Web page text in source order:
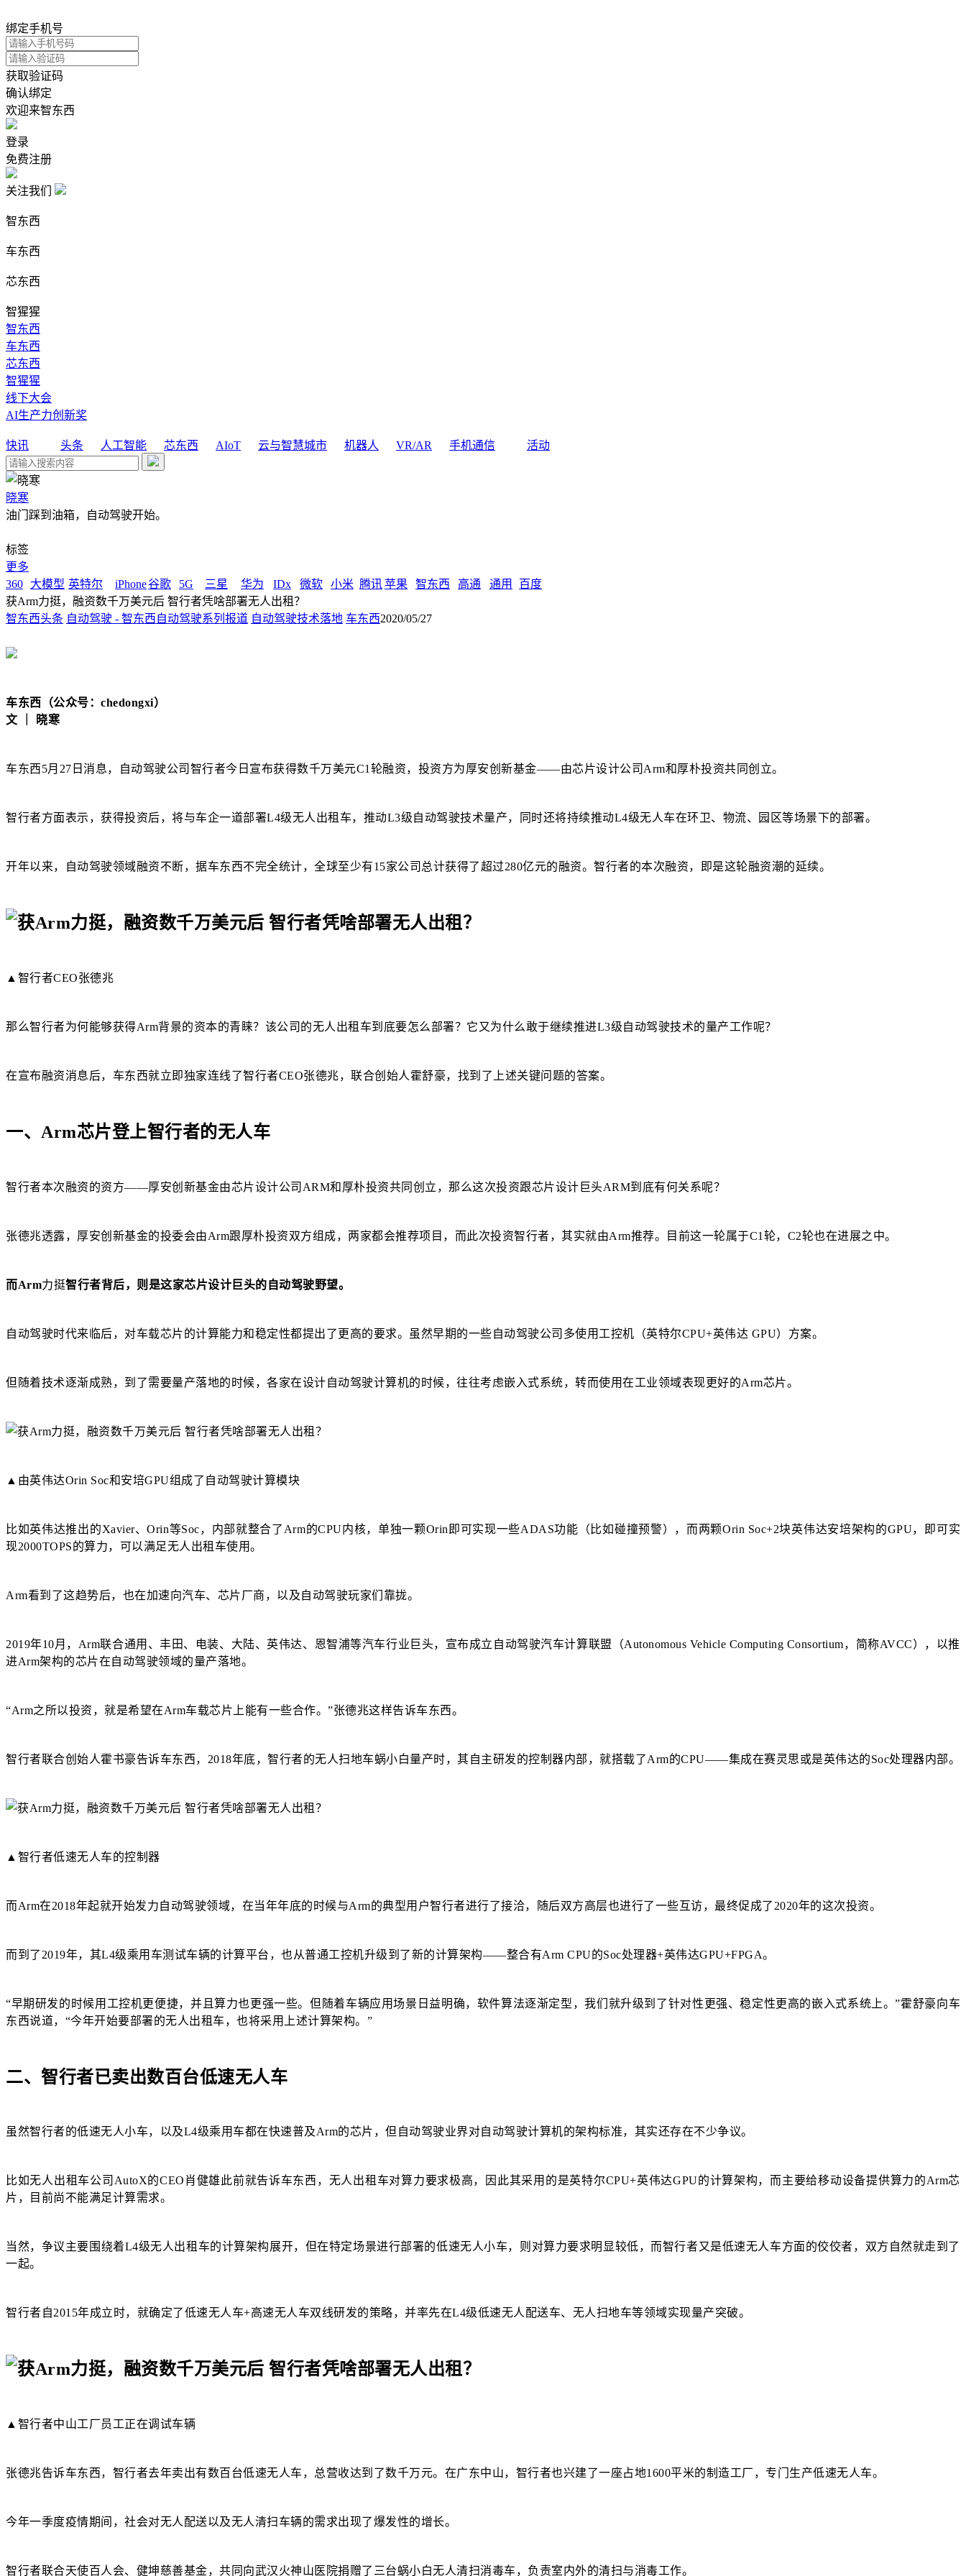
绑定手机号
获取验证码
确认绑定
欢迎来智东西
登录
免费注册
关注我们
智东西
车东西
芯东西
智猩猩
智东西
车东西
芯东西
智猩猩
线下大会
AI生产力创新奖
快讯 头条 人工智能 芯东西 AIoT 云与智慧城市 机器人 VR/AR 手机通信 活动
晓寒
油门踩到油箱，自动驾驶开始。
标签
更多
360
大模型 英特尔 iPhone谷歌 5G 三星 华为 IDx 微软 小米 腾讯苹果 智东西 高通 通用
百度
获Arm力挺，融资数千万美元后 智行者凭啥部署无人出租？
智东西头条 自动驾驶 - 智东西自动驾驶系列报道 自动驾驶技术落地 车东西2020/05/27
车东西（公众号：chedongxi）
文 ｜ 晓寒
车东西5月27日消息，自动驾驶公司智行者今日宣布获得数千万美元C1轮融资，投资方为厚安创新基金——由芯片设计公司Arm和厚朴投资共同创立。
智行者方面表示，获得投资后，将与车企一道部署L4级无人出租车，推动L3级自动驾驶技术量产，同时还将持续推动L4级无人车在环卫、物流、园区等场景下的部署。
开年以来，自动驾驶领域融资不断，据车东西不完全统计，全球至少有15家公司总计获得了超过280亿元的融资。智行者的本次融资，即是这轮融资潮的延续。
▲智行者CEO张德兆
那么智行者为何能够获得Arm背景的资本的青睐？该公司的无人出租车到底要怎么部署？它又为什么敢于继续推进L3级自动驾驶技术的量产工作呢？
在宣布融资消息后，车东西就立即独家连线了智行者CEO张德兆，联合创始人霍舒豪，找到了上述关键问题的答案。
一、Arm芯片登上智行者的无人车
智行者本次融资的资方——厚安创新基金由芯片设计公司ARM和厚朴投资共同创立，那么这次投资跟芯片设计巨头ARM到底有何关系呢？
张德兆透露，厚安创新基金的投委会由Arm跟厚朴投资双方组成，两家都会推荐项目，而此次投资智行者，其实就由Arm推荐。目前这一轮属于C1轮，C2轮也在进展之中。
而Arm力挺智行者背后，则是这家芯片设计巨头的自动驾驶野望。
自动驾驶时代来临后，对车载芯片的计算能力和稳定性都提出了更高的要求。虽然早期的一些自动驾驶公司多使用工控机（英特尔CPU+英伟达 GPU）方案。
但随着技术逐渐成熟，到了需要量产落地的时候，各家在设计自动驾驶计算机的时候，往往考虑嵌入式系统，转而使用在工业领域表现更好的Arm芯片。
▲由英伟达Orin Soc和安培GPU组成了自动驾驶计算模块
比如英伟达推出的Xavier、Orin等Soc，内部就整合了Arm的CPU内核，单独一颗Orin即可实现一些ADAS功能（比如碰撞预警），而两颗Orin Soc+2块英伟达安培架构的GPU，即可实
现2000TOPS的算力，可以满足无人出租车使用。
Arm看到了这趋势后，也在加速向汽车、芯片厂商，以及自动驾驶玩家们靠拢。
2019年10月，Arm联合通用、丰田、电装、大陆、英伟达、恩智浦等汽车行业巨头，宣布成立自动驾驶汽车计算联盟（Autonomous Vehicle Computing Consortium，简称AVCC），以推
进Arm架构的芯片在自动驾驶领域的量产落地。
“Arm之所以投资，就是希望在Arm车载芯片上能有一些合作。”张德兆这样告诉车东西。
智行者联合创始人霍书豪告诉车东西，2018年底，智行者的无人扫地车蜗小白量产时，其自主研发的控制器内部，就搭载了Arm的CPU——集成在赛灵思或是英伟达的Soc​处理器内部。​
▲智行者低速无人车的控制器
而Arm在2018年起就开始发力自动驾驶领域，在当年年底的时候与Arm的典型用户智行者进行了接洽，随后双方高层也进行了一些互访，最终促成了2020年的这次投资。
而到了2019年，其L4级乘用车测试车辆的计算平台，也从普通工控机升级到了新的计算架构——整合有Arm CPU的Soc处理器+英伟达GPU+FPGA。
“早期研发的时候用工控机更便捷，并且算力也更强一些。但随着车辆应用场景日益明确，软件算法逐渐定型，我们就升级到了针对性更强、稳定性更高的嵌入式系统上。”霍舒豪向车
东西说道，“今年开始要部署的无人出租车，也将采用上述计算架构。”
二、智行者已卖出数百台低速无人车
虽然智行者的低速无人小车，以及L4级乘用车都在快速普及Arm的芯片，但自动驾驶业界对自动驾驶计算机的架构标准，其实还存在不少争议。
比如无人出租车公司AutoX的CEO肖健雄此前就告诉车东西，无人出租车对算力要求极高，因此其采用的是英特尔CPU+英伟达GPU的计算架构，而主要给移动设备提供算力的Arm芯
片，目前尚不能满足计算需求。
当然，争议主要围绕着L4级无人出租车的计算架构展开，但在特定场景进行部署的低速无人小车，则对算力要求明显较低，而智行者又是低速无人车方面的佼佼者，双方自然就走到了
一起。
智行者自2015年成立时，就确定了低速无人车+高速无人车双线研发的策略，并率先在L4级低速无人配送车、无人扫地车等领域实现量产突破。
▲智行者中山工厂员工正在调试车辆
张德兆告诉车东西，智行者去年卖出有数百台低速无人车，总营收达到了数千万元。在广东中山，智行者也兴建了一座占地1600平米的制造工厂，专门生产低速无人车。
今年一季度疫情期间，社会对无人配送以及无人清扫车辆的需求出现了爆发性的增长。
智行者联合天使百人会、健坤慈善基金，共同向武汉火神山医院捐赠了三台蜗小白无人清扫消毒车，负责室内外的清扫与消毒工作。